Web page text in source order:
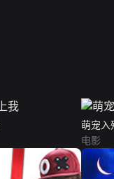
萌宠入
电影